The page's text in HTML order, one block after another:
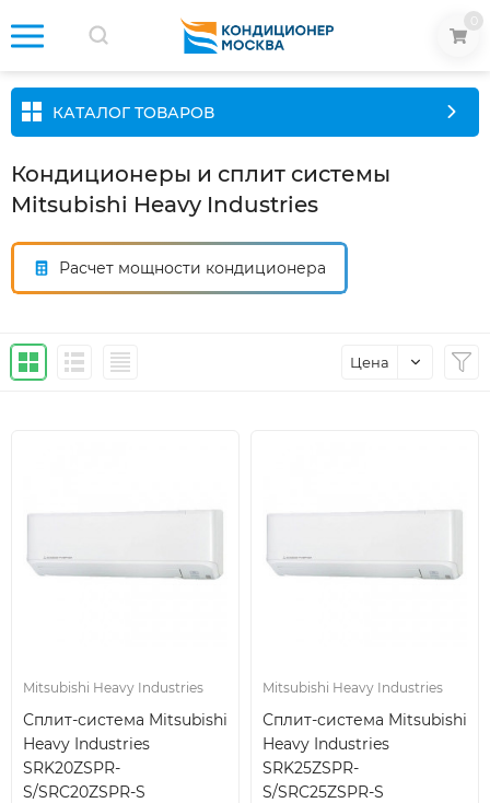
КАТАЛОГ ТОВАРОВ
Кондиционеры и сплит системы
Mitsubishi Heavy Industries
Расчет мощности кондиционера
Цена
Mitsubishi Heavy Industries
Сплит-система Mitsubishi
Heavy Industries
SRK20ZSPR-
S/SRC20ZSPR-S
Mitsubishi Heavy Industries
Сплит-система Mitsubishi
Heavy Industries
SRK25ZSPR-
S/SRC25ZSPR-S